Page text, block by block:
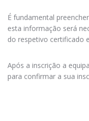
É fundamental
esta informação será
do respetivo certificado
Após a inscrição a
para confirmar a sua